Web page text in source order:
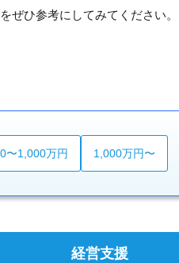
ぜひ参考にしてみてください。
〜1,000万円 1,000万円〜
経営支援